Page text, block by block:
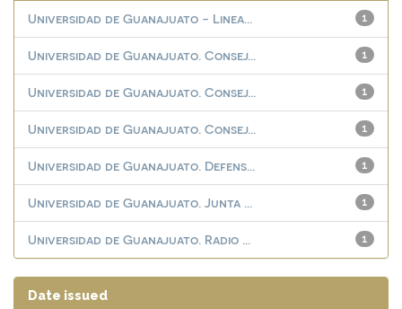
1
Universidad de Guanajuato - Linea...
1
Universidad de Guanajuato. Consej...
1
Universidad de Guanajuato. Consej...
1
Universidad de Guanajuato. Consej...
1
Universidad de Guanajuato. Defens...
1
Universidad de Guanajuato. Junta ...
1
Universidad de Guanajuato. Radio ...
Date issued